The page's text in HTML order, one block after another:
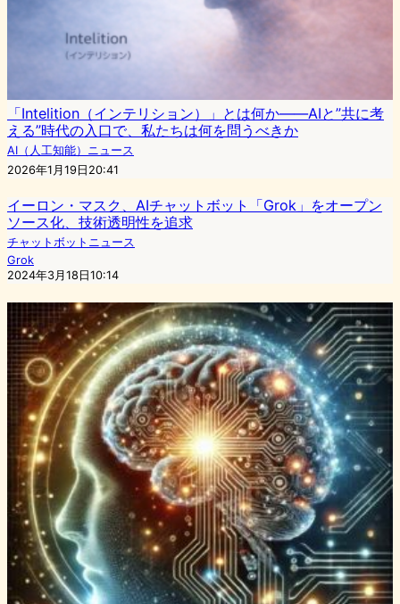
「Intelition（インテリション）」とは何か――AIと”共に考
える”時代の入口で、私たちは何を問うべきか
AI（人工知能）ニュース
2026年1月19日20:41
イーロン・マスク、AIチャットボット「Grok」をオープン
ソース化、技術透明性を追求
チャットボットニュース
Grok
2024年3月18日10:14